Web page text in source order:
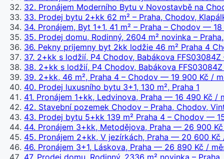
32. Pronájem Moderního Bytu v Novostavbě na
33. Prodej bytu 2+kk 62 m² – Praha, Chodov,
34. Pronájem, Byt 1+1, 41 m² – Praha – Chodov — 18
35. Prodej domu, Rodinný, 2604 m² novinka –
36. Pekny prijemny byt 2kk lodžie 46 m² Praha 4
37. 2+kk s lodžií, P4 Chodov, Babákova FFS03084Z
38. 2+kk s lodžií, P4 Chodov, Babákova
39. 2+kk, 46 m², Praha 4 – Chodov — 19 900 Kč /
40. Prodej luxusního bytu 3+1, 130 m², Praha 1
41. Pronájem 1+kk, Ledvinova, Praha — 16 490 Kč /
42. Stavební pozemek Chodov – Praha, Chodov,
43. Prodej bytu 5+kk 139 m² Praha 4 – Chodov —
44. Pronájem 3+kk, Metodějova, Praha — 26 900
45. Pronájem 2+kk, V jezírkách, Praha — 20 600 Kč
46. Pronájem 3+1, Láskova, Praha — 26 890 Kč /